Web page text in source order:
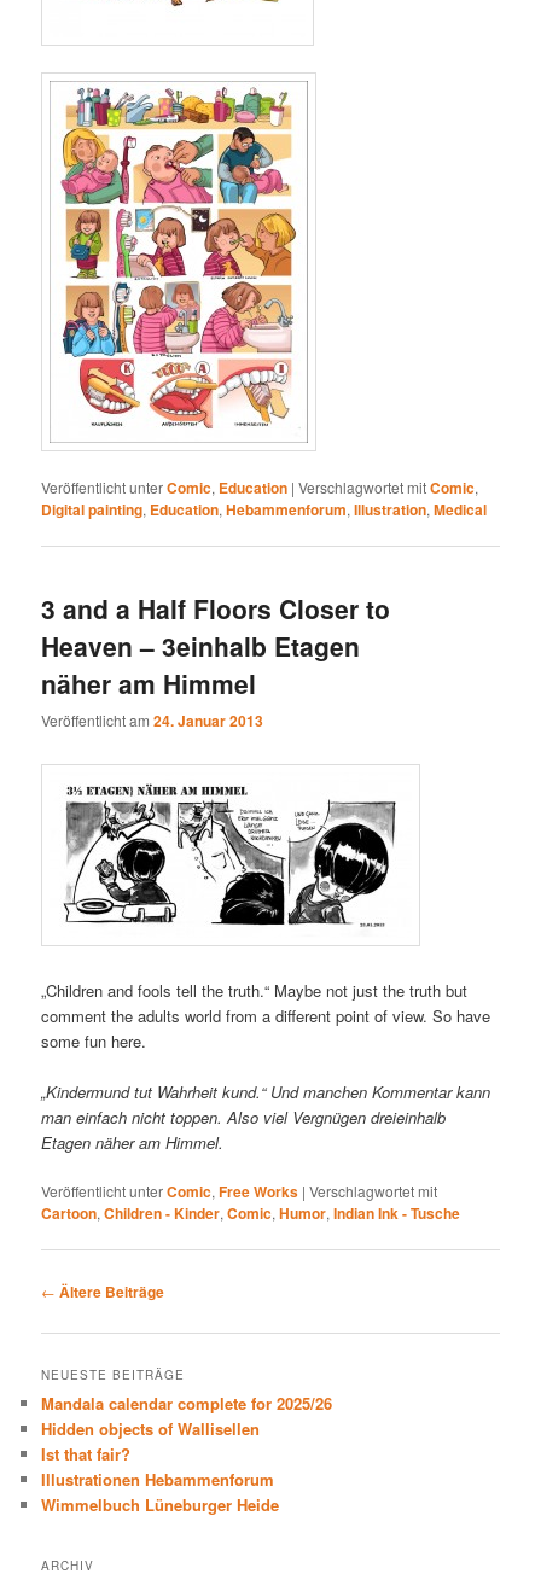
Veröffentlicht unterComic, Education |Verschlagwortet mitComic,
Digital painting, Education,Hebammenforum,Illustration,Medical
3 and a Half Floors Closer to
Heaven – 3einhalb Etagen
näher am Himmel
Veröffentlicht am24. Januar 2013
„Children and fools tell the truth.“ Maybe not just the truth but
comment the adults world from a different point of view. So have
some fun here.
„Kindermund tut Wahrheit kund.“ Und manchen Kommentar kann
man einfach nicht toppen. Also viel Vergnügen dreieinhalb
Etagen näher am Himmel.
Veröffentlicht unterComic,Free Works |Verschlagwortet mit
Cartoon,Children - Kinder,Comic,Humor,Indian Ink - Tusche
Beitragsnavigation
← Ältere Beiträge
NEUESTE BEITRÄGE
Mandala calendar complete for 2025/26
Hidden objects of Wallisellen
Ist that fair?
Illustrationen Hebammenforum
Wimmelbuch Lüneburger Heide
ARCHIV